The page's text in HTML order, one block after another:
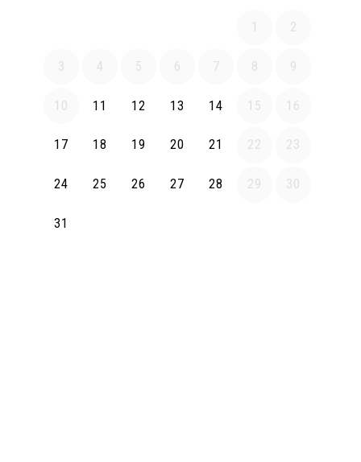
1 2
3 4 5 6 7 8 9
10 11 12 13 14 15 16
17 18 19 20 21 22 23
24 25 26 27 28 29 30
31